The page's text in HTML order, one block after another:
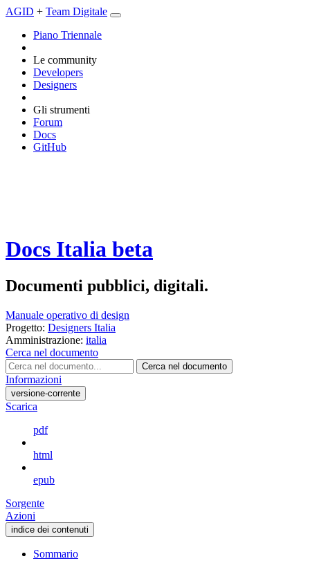
AGID + Team Digitale
Piano Triennale
Le community
Developers
Designers
Gli strumenti
Forum
Docs
GitHub
Docs Italia beta
Documenti pubblici, digitali.
Manuale operativo di design
Progetto: Designers Italia
Amministrazione: italia
Cerca nel documento
Cerca nel documento
Informazioni
versione-corrente
Scarica
pdf
html
epub
Sorgente
Azioni
indice dei contenuti
Sommario